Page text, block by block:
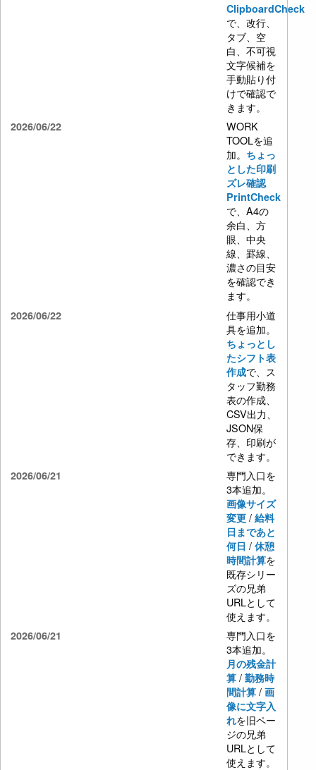
ClipboardCheck
で、改行、
タブ、空
白、不可視
文字候補を
手動貼り付
けで確認で
きます。
2026/06/22
WORK
TOOLを追
加。 ちょっ
とした印刷
ズレ確認
PrintCheck
で、A4の
余白、方
眼、中央
線、罫線、
濃さの目安
を確認でき
ます。
2026/06/22
仕事用小道
具を追加。
ちょっとし
たシフト表
作成で、ス
タッフ勤務
表の作成、
CSV出力、
JSON保
存、印刷が
できます。
2026/06/21
専門入口を
3本追加。
画像サイズ
変更 /給料
日まであと
何日 /休憩
時間計算を
既存シリー
ズの兄弟
URLとして
使えます。
2026/06/21
専門入口を
3本追加。
月の残金計
算 /勤務時
間計算 /画
像に文字入
れを旧ペー
ジの兄弟
URLとして
使えます。